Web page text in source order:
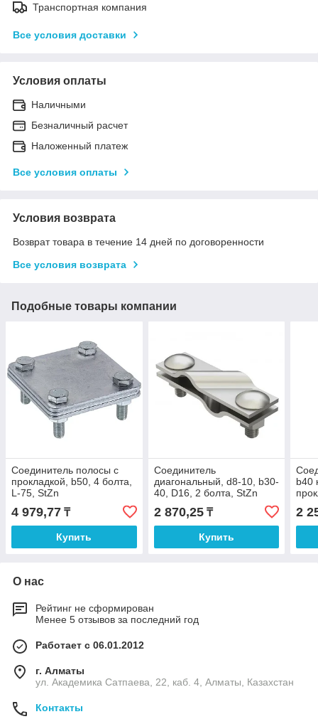
Транспортная компания
Все условия доставки
Условия оплаты
Наличными
Безналичный расчет
Наложенный платеж
Все условия оплаты
Условия возврата
Возврат товара в течение 14 дней по договоренности
Все условия возврата
Подобные товары компании
Соединитель полосы с
прокладкой, b50, 4 болта,
L-75, StZn
4 979,77 ₸
Купить
Соединитель
диагональный, d8-10, b30-
40, D16, 2 болта, StZn
2 870,25₸
Купить
b40
2
О нас
Рейтинг не сформирован
Менее 5 отзывов за последний год
Работает с 06.01.2012
г. Алматы
ул. Академика Сатпаева, 22, каб. 4, Алматы, Казахстан
Контакты